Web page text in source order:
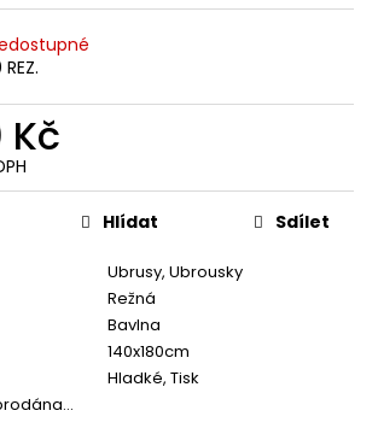
Kč
Ubrusy, Ubrousky
Režná
Bavlna
140x180cm
Hladké, Tisk
Hlídat Sdílet